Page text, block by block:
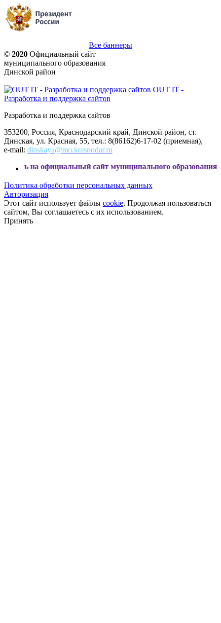
Все баннеры
© 2020 Официальный сайт
муниципального образования
Динской район
OUT IT -
Разработка и поддержка сайтов
Разработка и поддержка сайтов
353200, Россия, Краснодарский край, Динской район, ст.
Динская, ул. Красная, 55, тел.: 8(86162)6-17-02 (приемная),
e-mail: dinskaya@mo.krasnodar.ru
сайт муниципального образования Динской
Политика обработки персональных данных
Авторизация
Этот сайт использует файлы cookie. Продолжая пользоваться
сайтом, Вы соглашаетесь с их использованием.
Принять